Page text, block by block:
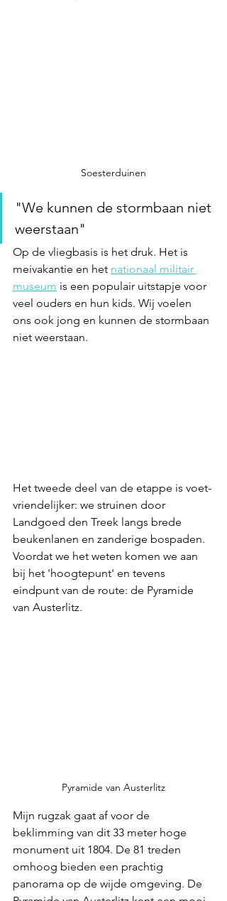
Soesterduinen
"We kunnen de stormbaan niet
weerstaan"
Op de vliegbasis is het druk. Het is
meivakantie en het nationaal militair
museum is een populair uitstapje voor
veel ouders en hun kids. Wij voelen
ons ook jong en kunnen de stormbaan
niet weerstaan.
Het tweede deel van de etappe is voet-
vriendelijker: we struinen door
Landgoed den Treek langs brede
beukenlanen en zanderige bospaden.
Voordat we het weten komen we aan
bij het 'hoogtepunt' en tevens
eindpunt van de route: de Pyramide
van Austerlitz.
Pyramide van Austerlitz
Mijn rugzak gaat af voor de
beklimming van dit 33 meter hoge
monument uit 1804. De 81 treden
omhoog bieden een prachtig
panorama op de wijde omgeving. De